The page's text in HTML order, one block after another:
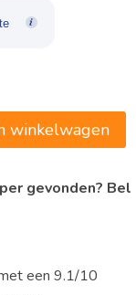
winkelwagen
gevonden? Bel
een 9.1/10